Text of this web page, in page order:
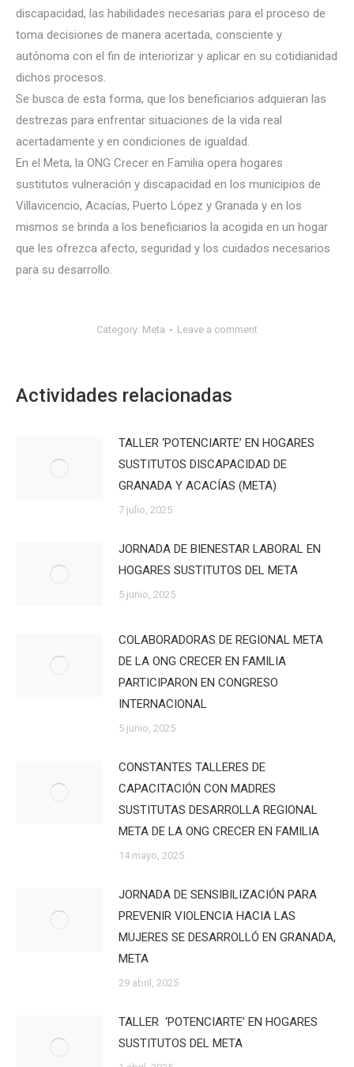
discapacidad, las habilidades necesarias para el proceso de
toma decisiones de manera acertada, consciente y
autónoma con el fin de interiorizar y aplicar en su cotidianidad
dichos procesos.
Se busca de esta forma, que los beneficiarios adquieran las
destrezas para enfrentar situaciones de la vida real
acertadamente y en condiciones de igualdad.
En el Meta, la ONG Crecer en Familia opera hogares
sustitutos vulneración y discapacidad en los municipios de
Villavicencio, Acacías, Puerto López y Granada y en los
mismos se brinda a los beneficiarios la acogida en un hogar
que les ofrezca afecto, seguridad y los cuidados necesarios
para su desarrollo.
Category: Meta Leave a comment
Actividades relacionadas
TALLER ‘POTENCIARTE’ EN HOGARES
SUSTITUTOS DISCAPACIDAD DE
GRANADA Y ACACÍAS (META)
7 julio, 2025
JORNADA DE BIENESTAR LABORAL EN
HOGARES SUSTITUTOS DEL META
5 junio, 2025
COLABORADORAS DE REGIONAL META
DE LA ONG CRECER EN FAMILIA
PARTICIPARON EN CONGRESO
INTERNACIONAL
5 junio, 2025
CONSTANTES TALLERES DE
CAPACITACIÓN CON MADRES
SUSTITUTAS DESARROLLA REGIONAL
META DE LA ONG CRECER EN FAMILIA
14 mayo, 2025
JORNADA DE SENSIBILIZACIÓN PARA
PREVENIR VIOLENCIA HACIA LAS
MUJERES SE DESARROLLÓ EN GRANADA,
META
29 abril, 2025
TALLER ‘POTENCIARTE’ EN HOGARES
SUSTITUTOS DEL META